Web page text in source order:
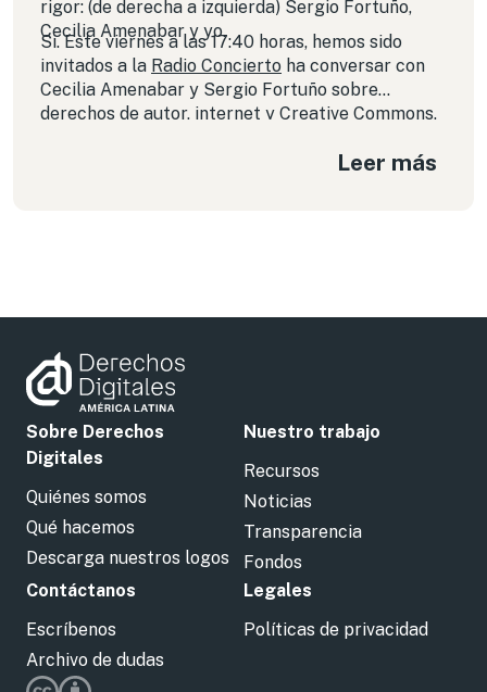
rigor: (de derecha a izquierda) Sergio Fortuño,
Cecilia Amenabar y yo.
Si. Este viernes a las 17:40 horas, hemos sido
invitados a la Radio Concierto ha conversar con
Cecilia Amenabar y Sergio Fortuño sobre
derechos de autor, internet y Creative Commons.
los que viven en Santiago) o a través deinternet.
Leer más
Sobre Derechos
Digitales
Quiénes somos
Qué hacemos
Descarga nuestros logos
Nuestro trabajo
Recursos
Noticias
Transparencia
Fondos
Contáctanos
Escríbenos
Archivo de dudas
Legales
Políticas de privacidad